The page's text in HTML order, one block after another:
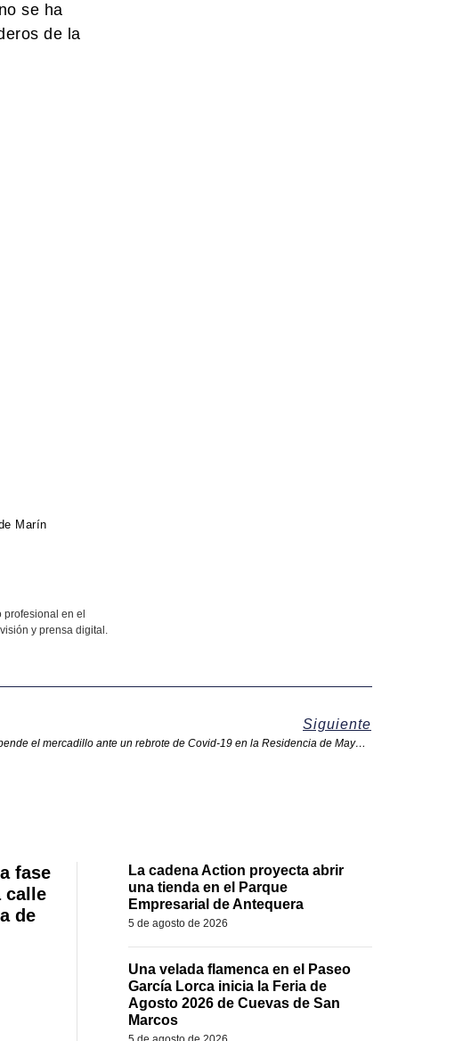
se ha
de la
Marín
en el
y prensa digital.
Siguiente
Cuevas de San Marcos suspende el mercadillo ante un rebrote de Covid-19 en la Residencia de Mayores
fase
calle
de
La cadena Action proyecta abrir
una tienda en el Parque
Empresarial de Antequera
5 de agosto de 2026
Una velada flamenca en el Paseo
García Lorca inicia la Feria de
Agosto 2026 de Cuevas de San
Marcos